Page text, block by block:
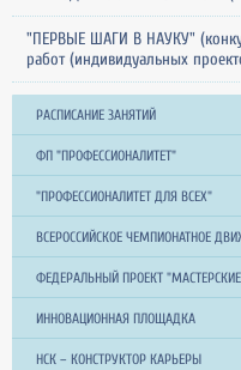
"ПЕРВЫЕ ШАГИ В НАУКУ"
работ (индивидуальных
РАСПИСАНИЕ ЗАНЯТИЙ
ФП "ПРОФЕССИОНАЛИТЕТ"
"ПРОФЕССИОНАЛИТЕТ ДЛЯ ВСЕХ"
ВСЕРОССИЙСКОЕ ЧЕМПИОНАТНОЕ
ФЕДЕРАЛЬНЫЙ ПРОЕКТ
ИННОВАЦИОННАЯ ПЛОЩАДКА
НСК – КОНСТРУКТОР КАРЬЕРЫ